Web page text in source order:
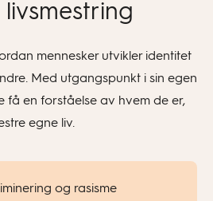
mennesker utvikler identitet
Med utgangspunkt i sin egen
få en forståelse av hvem de er,
egne liv.
og rasisme